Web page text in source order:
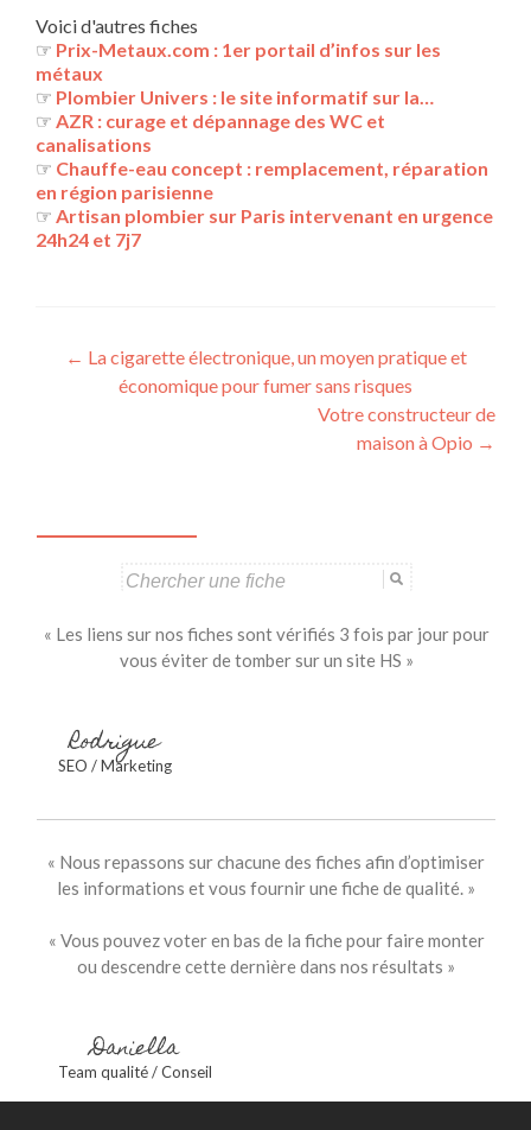
Voici d'autres fiches
☞ Prix-Metaux.com : 1er portail d’infos sur les
métaux
☞ Plombier Univers : le site informatif sur la…
☞ AZR : curage et dépannage des WC et
canalisations
☞ Chauffe-eau concept : remplacement, réparation
en région parisienne
☞ Artisan plombier sur Paris intervenant en urgence
24h24 et 7j7
Navigation
← La cigarette électronique, un moyen pratique et
économique pour fumer sans risques
Votre constructeur de
maison à Opio →
« Les liens sur nos fiches sont vérifiés 3 fois par jour pour
vous éviter de tomber sur un site HS »
Rodrigue
SEO / Marketing
« Nous repassons sur chacune des fiches afin d’optimiser
les informations et vous fournir une fiche de qualité. »
« Vous pouvez voter en bas de la fiche pour faire monter
ou descendre cette dernière dans nos résultats »
Daniella
Team qualité / Conseil